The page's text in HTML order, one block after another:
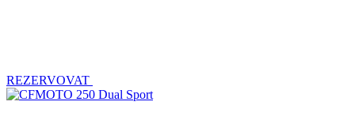
REZERVOVAT